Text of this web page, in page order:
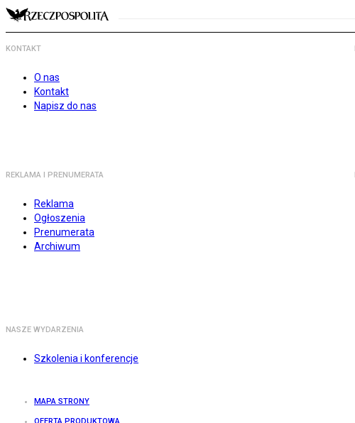
KONTAKT
O nas
Kontakt
Napisz do nas
REKLAMA I PRENUMERATA
Reklama
Ogłoszenia
Prenumerata
Archiwum
NASZE WYDARZENIA
Szkolenia i konferencje
MAPA STRONY